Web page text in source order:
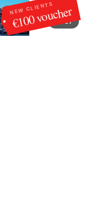
NEW CLIENTS
€100 voucher
1/17